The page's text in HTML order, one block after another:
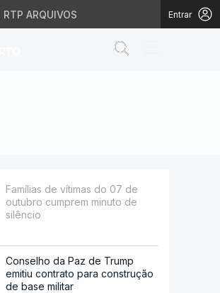
RTP ARQUIVOS Entrar
de silêncio
Famílias de vítimas do 07 de
outubro cumprem minuto de
silêncio
Conselho da Paz de Trump
emitiu contrato para construção
de base militar